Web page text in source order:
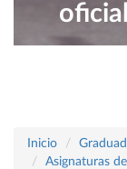
Inicio
Asignaturas